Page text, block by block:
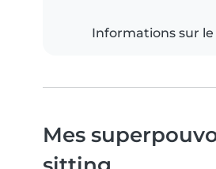
Informations sur
Mes